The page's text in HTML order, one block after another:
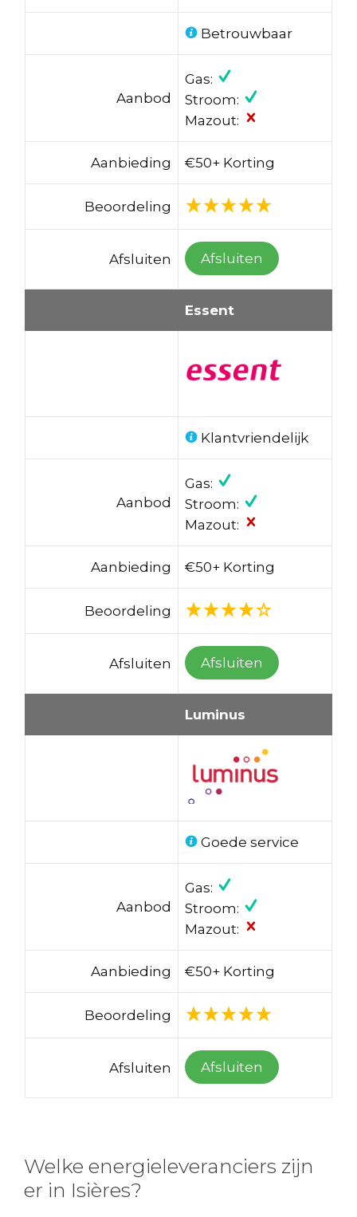
Betrouwbaar
Aanbod
Gas:
Stroom:
Mazout:
Aanbieding €50+ Korting
Beoordeling
Afsluiten Afsluiten
Essent
Klantvriendelijk
Aanbod
Gas:
Stroom:
Mazout:
Aanbieding €50+ Korting
Beoordeling
Afsluiten Afsluiten
Luminus
Goede service
Aanbod
Gas:
Stroom:
Mazout:
Aanbieding €50+ Korting
Beoordeling
Afsluiten Afsluiten
Welke energieleveranciers zijn
er in Isières?